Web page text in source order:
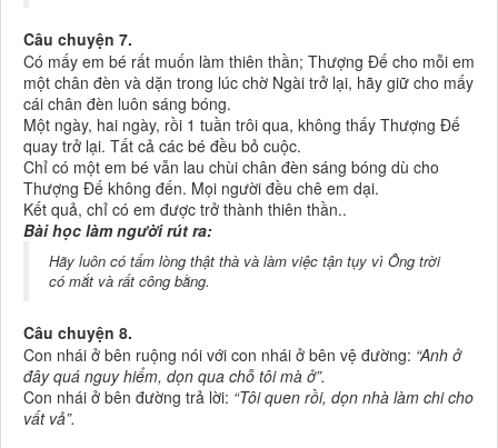
Câu chuyện 7.
Có mấy em bé rất muốn làm thiên thần; Thượng Đế cho mỗi em
một chân đèn và dặn trong lúc chờ Ngài trở lại, hãy giữ cho mấy
cái chân đèn luôn sáng bóng.
Một ngày, hai ngày, rồi 1 tuần trôi qua, không thấy Thượng Đế
quay trở lại. Tất cả các bé đều bỏ cuộc.
Chỉ có một em bé vẫn lau chùi chân đèn sáng bóng dù cho
Thượng Đế không đến. Mọi người đều chê em dại.
Kết quả, chỉ có em được trở thành thiên thần..
Bài học làm người rút ra:
Hãy luôn có tấm lòng thật thà và làm việc tận tụy vì Ông trời
có mắt và rất công bằng.
Câu chuyện 8.
Con nhái ở bên ruộng nói với con nhái ở bên vệ đường: “Anh ở
đây quá nguy hiểm, dọn qua chỗ tôi mà ở”.
Con nhái ở bên đường trả lời: “Tôi quen rồi, dọn nhà làm chi cho
vất vả”.